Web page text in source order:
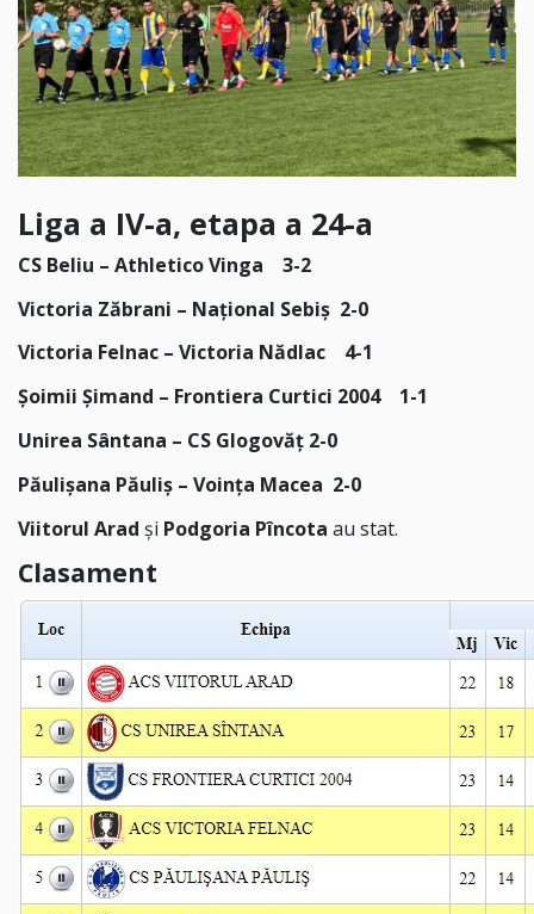
Liga a IV-a, etapa a 24-a
CS Beliu – Athletico Vinga 3-2
Victoria Zăbrani – Național Sebiș 2-0
Victoria Felnac – Victoria Nădlac 4-1
Şoimii Şimand – Frontiera Curtici 2004 1-1
Unirea Sântana – CS Glogovăţ 2-0
Păulişana Păuliş – Voința Macea 2-0
Viitorul Arad și Podgoria Pîncota au stat.
Clasament